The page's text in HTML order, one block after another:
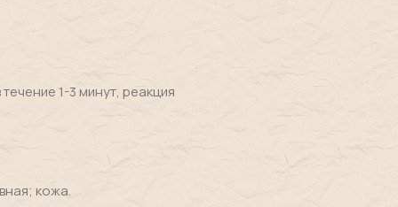
1-3 минут, реакция
кожа.